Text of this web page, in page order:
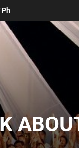
Do Thánh Ca Truyền